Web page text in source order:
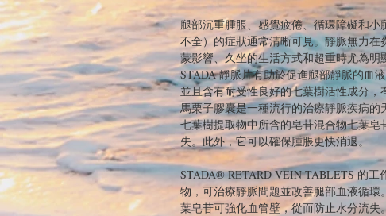
腿部沉重腫脹、感覺疲倦、循環障礙和
不全）的症狀通常清晰可見。靜脈無力
蒙影響、久坐的生活方式和超重時尤為明
STADA 靜脈片有助於促進腿部靜脈的血
並且含有耐受性良好的七葉樹活性成分，
馬栗子膠囊是一種流行的治療靜脈疾病
七葉樹提取物中所含的皂苷混合物七葉
失。此外，它可以確保腫脹更快消退。
STADA® RETARD VEIN TABLETS 的
物，可治療靜脈問題並改善腿部血液循
葉皂苷可強化血管壁，從而防止水分流